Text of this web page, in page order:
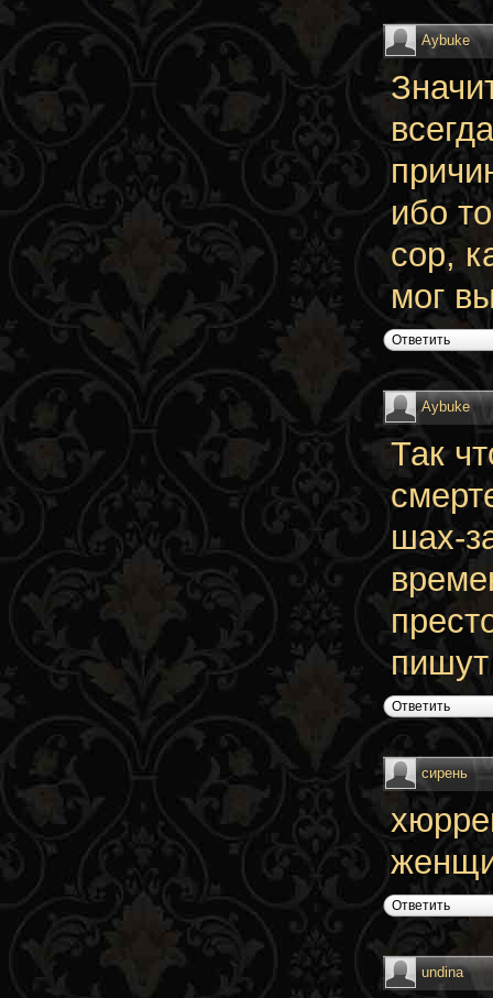
Aybuke
ибо
сор,
мог
Ответить
Aybuke
Так
шах-
Ответить
сирень
Ответить
undina